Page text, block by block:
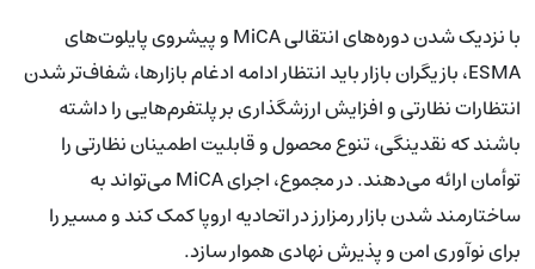
با نزدیک شدن دوره‌های انتقالی MiCA و پیشروی پایلوت‌های
ESMA، بازیگران بازار باید انتظار ادامه ادغام بازارها، شفاف‌تر شدن
انتظارات نظارتی و افزایش ارزشگذاری بر پلتفرم‌هایی را داشته
باشند که نقدینگی، تنوع محصول و قابلیت اطمینان نظارتی را
توأمان ارائه می‌دهند. در مجموع، اجرای MiCA می‌تواند به
ساختارمند شدن بازار رمزارز در اتحادیه اروپا کمک کند و مسیر را
برای نوآوری امن و پذیرش نهادی هموار سازد.